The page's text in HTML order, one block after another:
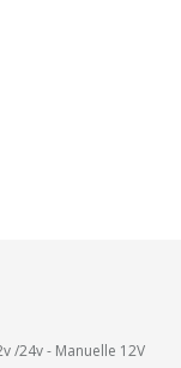
/24v - Manuelle 12V